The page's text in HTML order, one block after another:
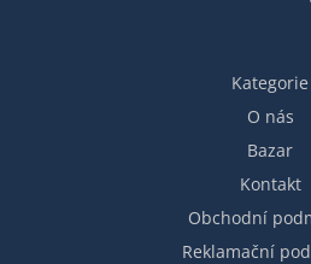
Kategorie
O nás
Bazar
Kontakt
Obchodní
Reklamační